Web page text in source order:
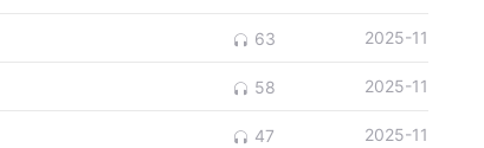
63 2025-11
58 2025-11
47 2025-11